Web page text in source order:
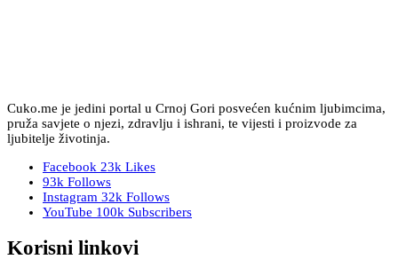
Cuko.me je jedini portal u Crnoj Gori posvećen kućnim ljubimcima,
pruža savjete o njezi, zdravlju i ishrani, te vijesti i proizvode za
ljubitelje životinja.
Facebook 23k Likes
93k Follows
Instagram 32k Follows
YouTube 100k Subscribers
Korisni linkovi